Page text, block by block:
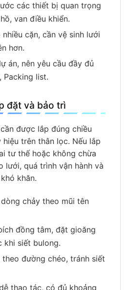
các thiết bị quan trọng
van điều khiển.
cặn, cần vệ sinh lưới
hơn.
án, nên yêu cầu đầy đủ
Packing list.
đặt và bảo trì
được lắp đúng chiều
trên thân lọc. Nếu lắp
tư thế hoặc không chừa
lưới, quá trình vận hành và
khăn.
chảy theo mũi tên
đồng tâm, đặt gioăng
siết bulong.
đường chéo, tránh siết
thao tác, có đủ khoảng